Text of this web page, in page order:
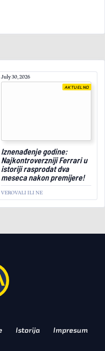
July 30, 2026
Iznenađenje godine:
Najkontroverzniji Ferrari u
istoriji rasprodat dva
meseca nakon premijere!
VEROVALI ILI NE
AKTUELNO
Istorija Impresum